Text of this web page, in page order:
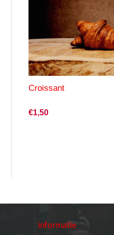
Croissant
€1,50
informatie